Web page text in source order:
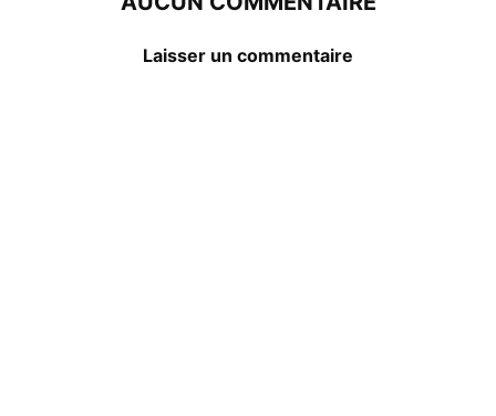
Laisser un commentaire